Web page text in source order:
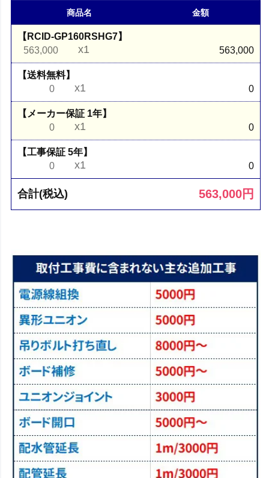
商品名 金額
【RCID-GP160RSHG7】
563,000
x1 563,000
【送料無料】
0
x1 0
【メーカー保証 1年】
0
x1 0
【工事保証 5年】
0
x1 0
合計(税込) 563,000円